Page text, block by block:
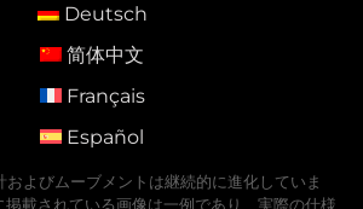
Deutsch
简体中文
Français
Español
およびムーブメントは継続的に進化していま
載されている画像は一例であり、実際の仕様